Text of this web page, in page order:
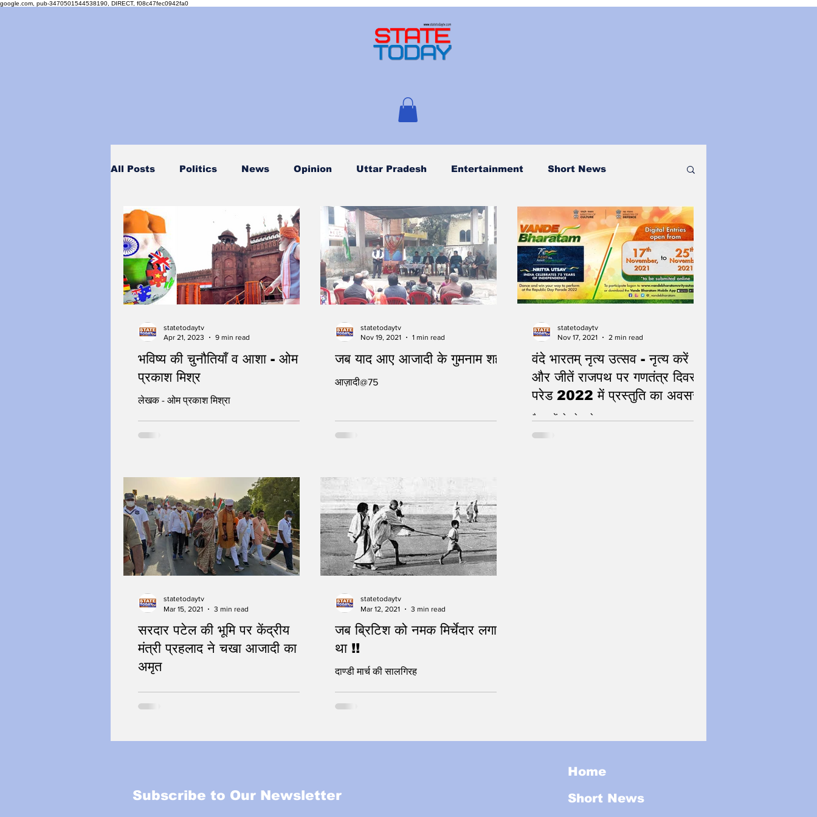
google.com, pub-3470501544538190, DIRECT, f08c47fec0942fa0
All Posts Politics News Opinion Uttar Pradesh Entertainment Short News
Personality
भविष्य की चुनौतियाँ व आशा - ओम
प्रकाश मिश्र
लेखक - ओम प्रकाश मिश्रा
statetodaytv
Apr 21, 2023
9 min read
जब याद आए आजादी के गुमनाम शहीद
आज़ादी@75
statetodaytv
Nov 19, 2021
1 min read
वंदे भारतम् नृत्य उत्सव - नृत्य करें
और जीतें राजपथ पर गणतंत्र दिवस
परेड 2022 में प्रस्तुति का अवसर
है आपमें वो जोश वो जुनून
statetodaytv
Nov 17, 2021
2 min read
सरदार पटेल की भूमि पर केंद्रीय
मंत्री प्रहलाद ने चखा आजादी का
अमृत
INDIA@75
statetodaytv
Mar 15, 2021
3 min read
जब ब्रिटिश को नमक मिर्चेदार लगा
था !!
दाण्डी मार्च की सालगिरह
statetodaytv
Mar 12, 2021
3 min read
Subscribe to Our Newsletter
Home
Short News